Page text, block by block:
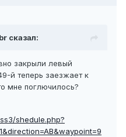
сказал:
закрыли левый
й теперь заезжает к
мне поглючилось?
shedule.php?